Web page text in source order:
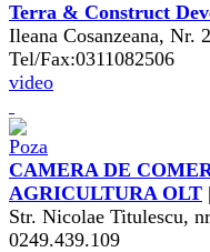
Terra & Construct
Ileana Cosanzeana, Nr.
Tel/Fax:0311082506
video
CAMERA DE
AGRICULTURA OLT |
Str. Nicolae Titulescu,
0249.439.109